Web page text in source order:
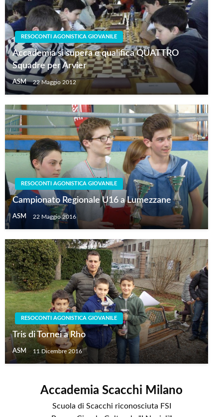
RESOCONTI AGONISTICA GIOVANILE
Accademia si supera e qualifica QUATTRO
Squadre per Arvier
ASM 22 Maggio 2012
RESOCONTI AGONISTICA GIOVANILE
Campionato Regionale U16 a Lumezzane
ASM 22 Maggio 2016
RESOCONTI AGONISTICA GIOVANILE
Tris di Tornei a Rho
ASM 11 Dicembre 2016
Accademia Scacchi Milano
Scuola di Scacchi riconosciuta FSI